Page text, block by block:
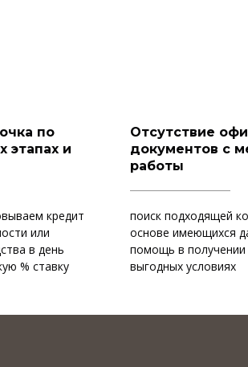
по
этапах и
кредит
или
в день
% ставку
Отсутствие
документов с
работы
поиск подходящей
основе имеющихся
помощь в получении
выгодных условиях